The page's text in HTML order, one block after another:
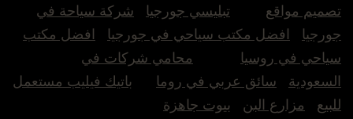
تصميم مواقع
تبليسي جورجيا
شركة سياحة في
جورجيا
افضل مكتب سياحي في جورجيا
افضل مكتب
سياحي في روسيا
محامي شركات في
السعودية
سائق عربي في روما
باتيك فيليب مستعمل
للبيع
مزارع البن بيوت جاهزة